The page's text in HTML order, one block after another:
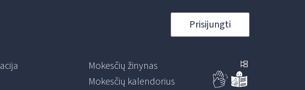
Prisijungti
Mokesčių žinynas
Mokesčių kalendorius